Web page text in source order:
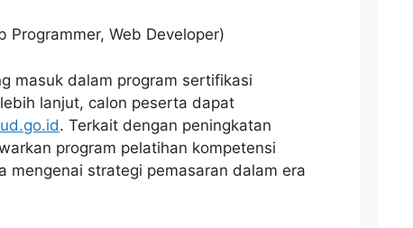
Programmer, Web Developer)
masuk dalam program sertifikasi
lanjut, calon peserta dapat
. Terkait dengan peningkatan
program pelatihan kompetensi
mengenai strategi pemasaran dalam era